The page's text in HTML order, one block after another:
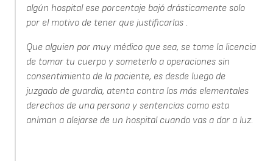
algún hospital ese porcentaje bajó drásticamente solo
por el motivo de tener que justificarlas .
Que alguien por muy médico que sea, se tome la licencia
de tomar tu cuerpo y someterlo a operaciones sin
consentimiento de la paciente, es desde luego de
juzgado de guardia, atenta contra los más elementales
derechos de una persona y sentencias como esta
aníman a alejarse de un hospital cuando vas a dar a luz.